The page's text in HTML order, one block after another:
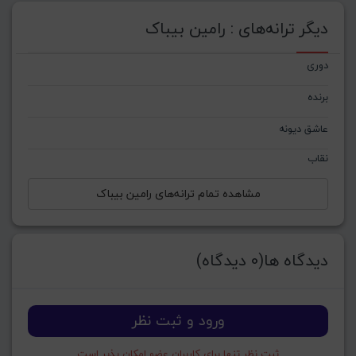
دیگر ترانه‌های : رامین بیباک
دوری
برنده
عاشق دیونه
نقاب
مشاهده تمام ترانه‌های رامین بیباک
دیدگاه ها(0 دیدگاه)
ورود و ثبت نظر